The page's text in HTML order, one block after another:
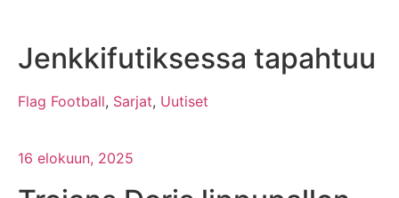
Jenkkifutiksessa tapahtuu
Flag Football, Sarjat, Uutiset
16 elokuun, 2025